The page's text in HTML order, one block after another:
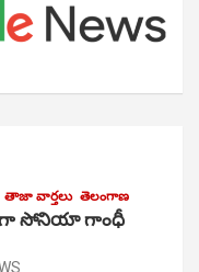
తాజా వార్తలు తెలంగాణ
సోనియా గాంధీ